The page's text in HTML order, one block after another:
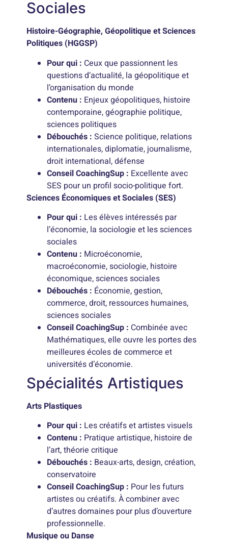
Sociales
Histoire-Géographie, Géopolitique et Sciences
Politiques (HGGSP)
Pour qui : Ceux que passionnent les
questions d’actualité, la géopolitique et
l’organisation du monde
Contenu : Enjeux géopolitiques, histoire
contemporaine, géographie politique,
sciences politiques
Débouchés : Science politique, relations
internationales, diplomatie, journalisme,
droit international, défense
Conseil CoachingSup : Excellente avec
SES pour un profil socio-politique fort.
Sciences Économiques et Sociales (SES)
Pour qui : Les élèves intéressés par
l’économie, la sociologie et les sciences
sociales
Contenu : Microéconomie,
macroéconomie, sociologie, histoire
économique, sciences sociales
Débouchés : Économie, gestion,
commerce, droit, ressources humaines,
sciences sociales
Conseil CoachingSup : Combinée avec
Mathématiques, elle ouvre les portes des
meilleures écoles de commerce et
universités d’économie.
Spécialités Artistiques
Arts Plastiques
Pour qui : Les créatifs et artistes visuels
Contenu : Pratique artistique, histoire de
l’art, théorie critique
Débouchés : Beaux-arts, design, création,
conservatoire
Conseil CoachingSup : Pour les futurs
artistes ou créatifs. À combiner avec
d’autres domaines pour plus d’ouverture
professionnelle.
Musique ou Danse